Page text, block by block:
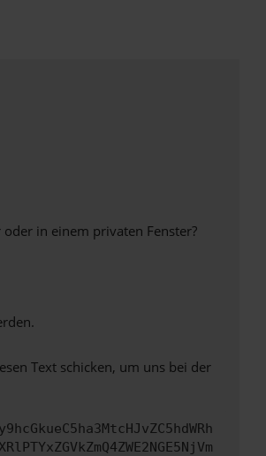
in einem privaten Fenster?
Text schicken, um uns bei der